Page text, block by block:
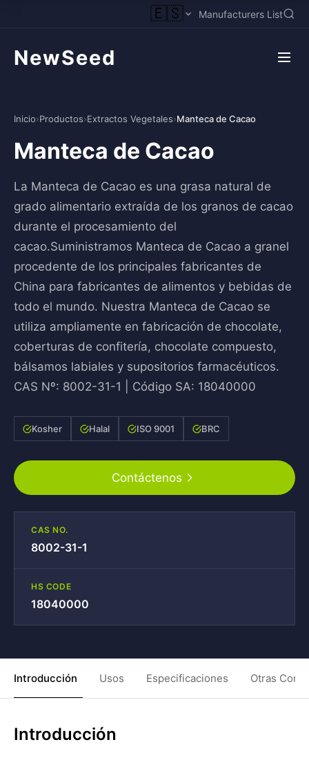
🇪🇸 Manufacturers List
NewSeed
Inicio›Productos›Extractos Vegetales›Manteca de Cacao
Manteca de Cacao
La Manteca de Cacao es una grasa natural de
grado alimentario extraída de los granos de cacao
durante el procesamiento del
cacao.Suministramos Manteca de Cacao a granel
procedente de los principales fabricantes de
China para fabricantes de alimentos y bebidas de
todo el mundo. Nuestra Manteca de Cacao se
utiliza ampliamente en fabricación de chocolate,
coberturas de confitería, chocolate compuesto,
bálsamos labiales y supositorios farmacéuticos.
CAS Nº: 8002-31-1 | Código SA: 18040000
Kosher Halal ISO 9001 BRC
Contáctenos
CAS NO.
8002-31-1
HS CODE
18040000
Introducción Usos Especificaciones Otras
Introducción